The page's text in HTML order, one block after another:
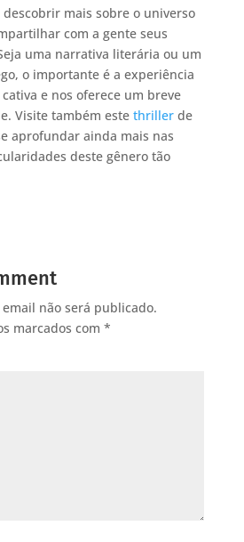
descobrir mais sobre o universo
com a gente seus
uma narrativa literária ou um
o importante é a experiência
e nos oferece um breve
Visite também este thrillerde
aprofundar ainda mais nas
deste gênero tão
não será publicado.
marcados com *